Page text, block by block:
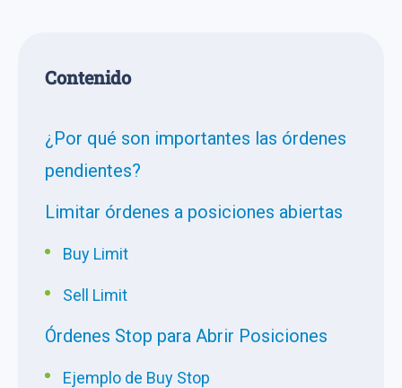
Сontenido
¿Por qué son importantes las órdenes
pendientes?
Limitar órdenes a posiciones abiertas
Buy Limit
Sell Limit
Órdenes Stop para Abrir Posiciones
Ejemplo de Buy Stop